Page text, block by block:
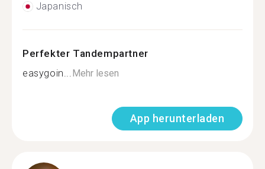
Japanisch
Perfekter Tandempartner
easygoin...Mehr lesen
App herunterladen